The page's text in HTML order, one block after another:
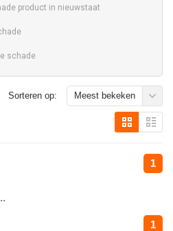
product in nieuwstaat
schade
Sorteren op: Meest bekeken
1
1